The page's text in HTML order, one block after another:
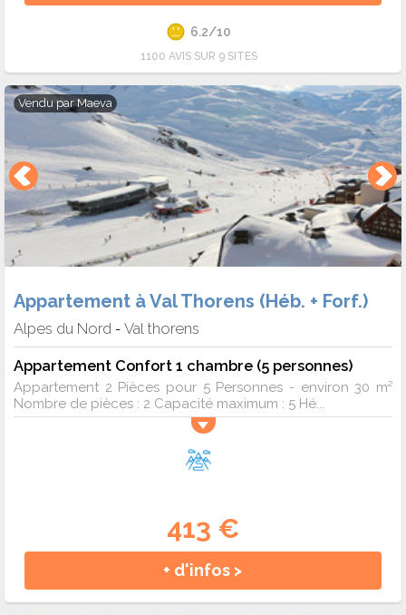
6.2/10
1100 AVIS SUR 9 SITES
Vendu parMaeva
Appartement à Val Thorens (Héb. + Forf.)
Alpes du Nord - Val thorens
Appartement Confort 1 chambre (5 personnes)
Appartement 2 Pièces pour 5 Personnes - environ 30 m²
Nombre de pièces : 2 Capacité maximum : 5 Hé...
413 €
+ d'infos >